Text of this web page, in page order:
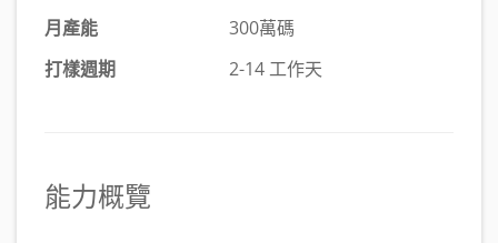
月產能
300萬碼
打樣週期
2-14 工作天
能力概覽